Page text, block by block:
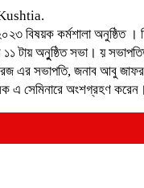
বিষয়ক কর্মশালা অনুষ্ঠিত ।
টায় অনুুষ্ঠিত সভা। য়
এর সভাপতি, জনাব আবু
এ সেমিনারে অংশগ্রহণ